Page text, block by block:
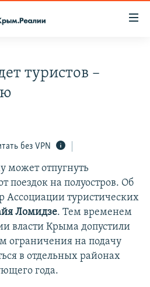
КРЫМА
11 ИСТОРИЙ СОПРОТИВЛЕНИЯ
туристов –
без VPN
может отпугнуть
поездок на полуостров. Об
Ассоциации туристических
Ломидзе. Тем временем
власти Крыма допустили
ограничения на подачу
в отдельных районах
года.